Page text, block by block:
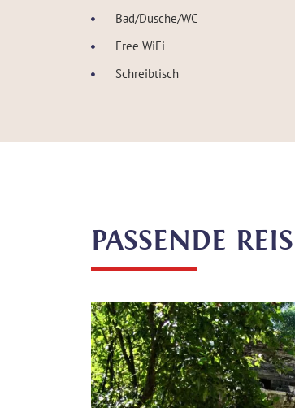
Bad/Dusche/WC
Free WiFi
Schreibtisch
PASSENDE